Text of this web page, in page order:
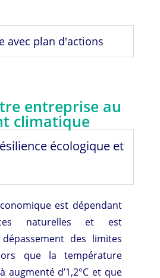
avec plan d'actions
entreprise au
climatique
écologique et
est dépendant
naturelles et est
des limites
que la température
augmenté d’1,2°C et que